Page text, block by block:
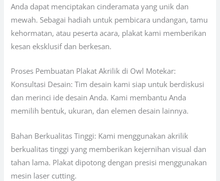
Anda dapat menciptakan cinderamata yang unik dan
mewah. Sebagai hadiah untuk pembicara undangan, tamu
kehormatan, atau peserta acara, plakat kami memberikan
kesan eksklusif dan berkesan.
Proses Pembuatan Plakat Akrilik di Owl Motekar:
Konsultasi Desain: Tim desain kami siap untuk berdiskusi
dan merinci ide desain Anda. Kami membantu Anda
memilih bentuk, ukuran, dan elemen desain lainnya.
Bahan Berkualitas Tinggi: Kami menggunakan akrilik
berkualitas tinggi yang memberikan kejernihan visual dan
tahan lama. Plakat dipotong dengan presisi menggunakan
mesin laser cutting.